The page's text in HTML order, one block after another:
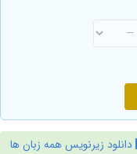
دانلود زیرنویس همه زبان ها